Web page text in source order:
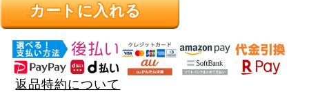
カートに入れる
返品特約について